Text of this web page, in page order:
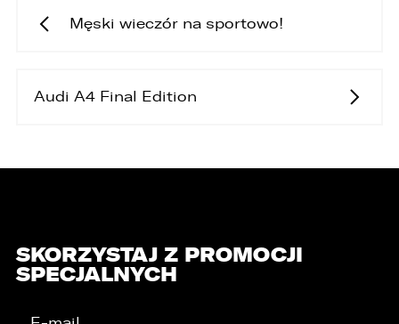
Męski wieczór na sportowo!
Audi A4 Final Edition
SKORZYSTAJ Z PROMOCJI
SPECJALNYCH